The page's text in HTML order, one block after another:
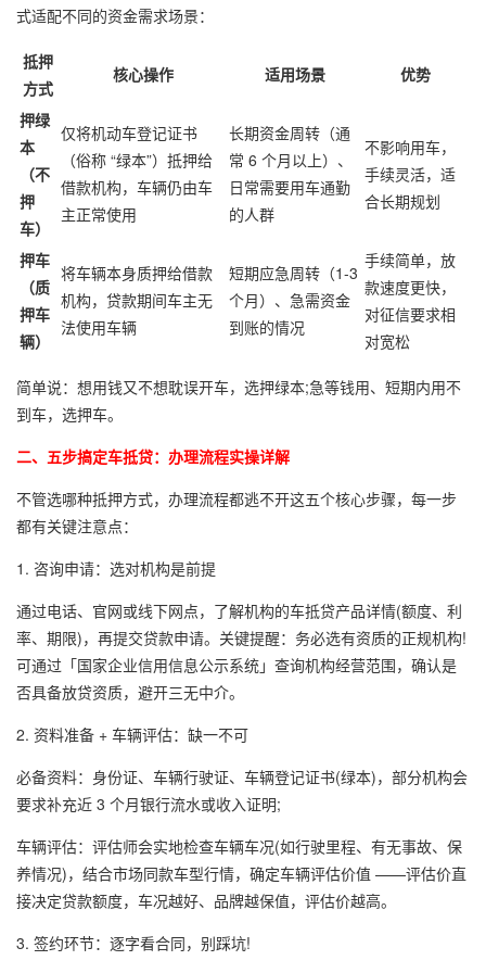
式适配不同的资金需求场景：
抵押
方式
核心操作 适用场景 优势
押绿
本
（不
押
车）
仅将机动车登记证书
（俗称 “绿本”）抵押给
借款机构，车辆仍由车
主正常使用
长期资金周转（通
常 6 个月以上）、
日常需要用车通勤
的人群
不影响用车，
手续灵活，适
合长期规划
押车
（质
押车
辆）
将车辆本身质押给借款
机构，贷款期间车主无
法使用车辆
短期应急周转（1-3
个月）、急需资金
到账的情况
手续简单，放
款速度更快，
对征信要求相
对宽松
简单说：想用钱又不想耽误开车，选押绿本;急等钱用、短期内用不
到车，选押车。
二、五步搞定车抵贷：办理流程实操详解
不管选哪种抵押方式，办理流程都逃不开这五个核心步骤，每一步
都有关键注意点：
1. 咨询申请：选对机构是前提
通过电话、官网或线下网点，了解机构的车抵贷产品详情(额度、利
率、期限)，再提交贷款申请。关键提醒：务必选有资质的正规机构!
可通过「国家企业信用信息公示系统」查询机构经营范围，确认是
否具备放贷资质，避开三无中介。
2. 资料准备 + 车辆评估：缺一不可
必备资料：身份证、车辆行驶证、车辆登记证书(绿本)，部分机构会
要求补充近 3 个月银行流水或收入证明;
车辆评估：评估师会实地检查车辆车况(如行驶里程、有无事故、保
养情况)，结合市场同款车型行情，确定车辆评估价值 ——评估价直
接决定贷款额度，车况越好、品牌越保值，评估价越高。
3. 签约环节：逐字看合同，别踩坑!